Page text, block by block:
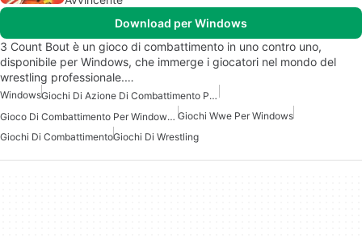
Download per Windows
3 Count Bout è un gioco di combattimento in uno contro uno,
disponibile per Windows, che immerge i giocatori nel mondo del
wrestling professionale.…
Windows
Giochi Di Azione Di Combattimento Per Windows
Gioco Di Combattimento Per Windows 10 Giochi Wwe Per Windows
Giochi Di CombattimentoGiochi Di Wrestling